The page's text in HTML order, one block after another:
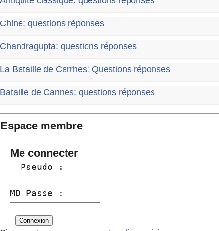
Chine: questions réponses
Chandragupta: questions réponses
La Bataille de Carrhes: Questions réponses
Bataille de Cannes: questions réponses
Espace membre
Me connecter
  Pseudo :
MD Passe :